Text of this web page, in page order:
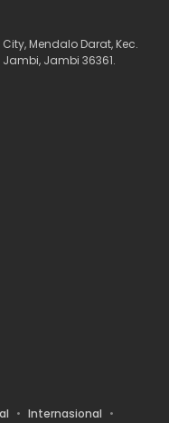
Mendalo Darat, Kec.
Jambi 36361.
Internasional